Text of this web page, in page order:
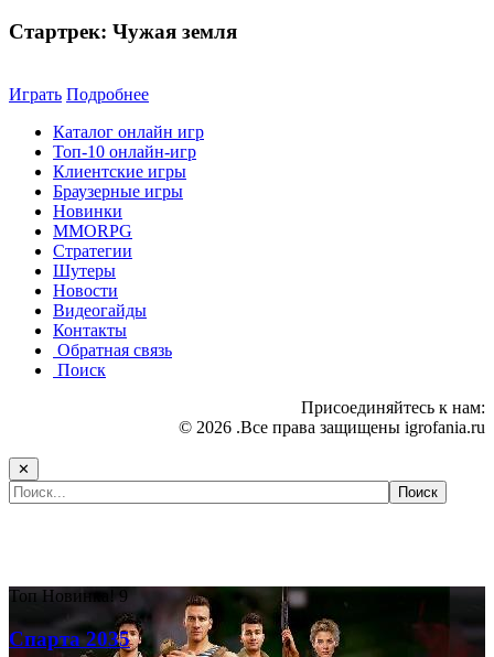
Стартрек: Чужая земля
Играть Подробнее
Каталог онлайн игр
Топ-10 онлайн-игр
Клиентские игры
Браузерные игры
Новинки
MMORPG
Стратегии
Шутеры
Новости
Видеогайды
Контакты
Обратная связь
Поиск
Присоединяйтесь к нам:
© 2026 .Все права защищены igrofania.ru
✕
Топ Новинка! 9
Спарта 2035